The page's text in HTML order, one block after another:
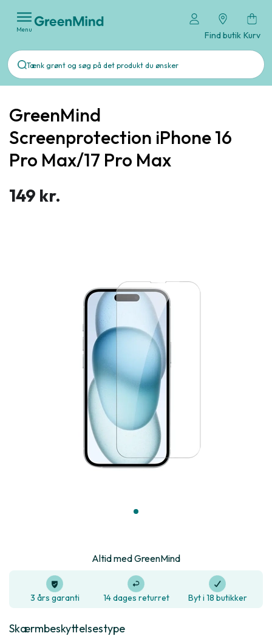
Menu
Find butik Kurv
GreenMind
Screenprotection iPhone 16
Pro Max/17 Pro Max
149 kr.
Altid med GreenMind
3 års garanti 14 dages returret Byt i 18 butikker
Skærmbeskyttelsestype